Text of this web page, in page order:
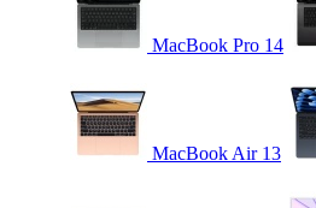
MacBook Pro 14
MacBook Air 13